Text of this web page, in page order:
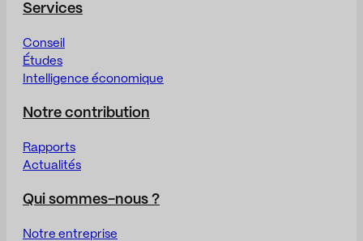
Services
Conseil
Études
Intelligence économique
Notre contribution
Rapports
Actualités
Qui sommes-nous ?
Notre entreprise